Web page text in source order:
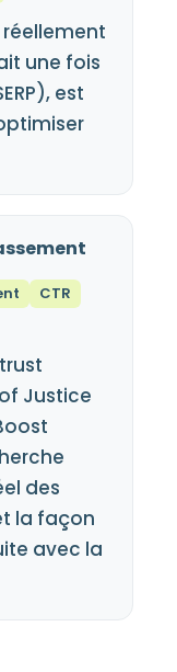
une fois
est
CTR
Justice
des
la façon
avec la